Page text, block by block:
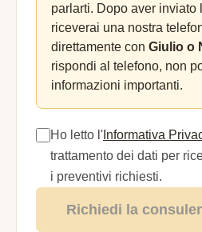
parlarti. Dopo aver inviato
riceverai una nostra
direttamente con Giulio o
rispondi al telefono, non
informazioni importanti.
Ho letto l' Informativa
trattamento dei dati per
i preventivi richiesti.
Richiedi la